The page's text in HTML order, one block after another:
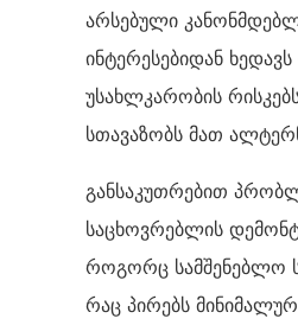
არსებული
ინტერესებიდან
უსახლკარობის
სთავაზობს მათ
განსაკუთრებით
საცხოვრებლის
როგორც სამშენებლო
რაც პირებს